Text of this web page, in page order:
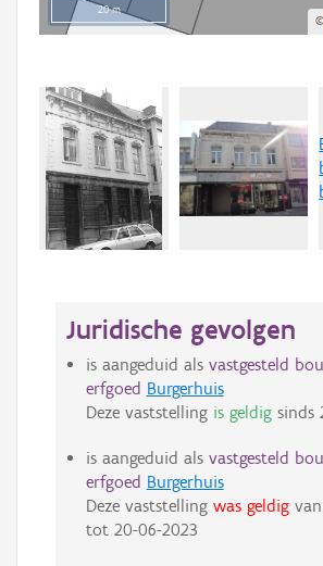
20 m
Juridische gevolgen
is aangeduid als vastgesteld
erfgoed Burgerhuis
Deze vaststelling is geldigsinds
is aangeduid als vastgesteld
erfgoed Burgerhuis
Deze vaststelling was geldigvan
tot 20-06-2023